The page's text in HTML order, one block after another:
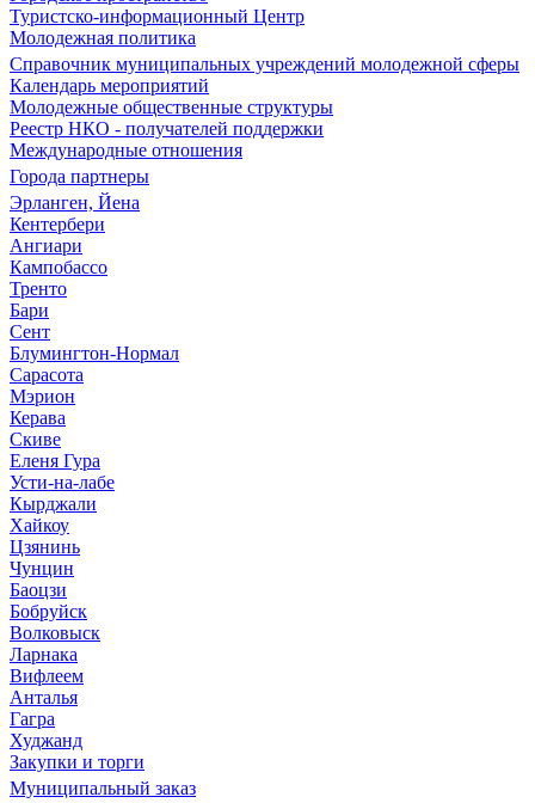
Туристско-информационный Центр
Молодежная политика
Справочник муниципальных учреждений молодежной сферы
Календарь мероприятий
Молодежные общественные структуры
Реестр НКО - получателей поддержки
Международные отношения
Города партнеры
Эрланген, Йена
Кентербери
Ангиари
Кампобассо
Тренто
Бари
Сент
Блумингтон-Нормал
Сарасота
Мэрион
Керава
Скиве
Еленя Гура
Усти-на-лабе
Кырджали
Хайкоу
Цзянинь
Чунцин
Баоцзи
Бобруйск
Волковыск
Ларнака
Вифлеем
Анталья
Гагра
Худжанд
Закупки и торги
Муниципальный заказ